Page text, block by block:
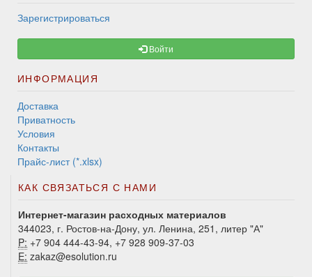
Зарегистрироваться
Войти
ИНФОРМАЦИЯ
Доставка
Приватность
Условия
Контакты
Прайс-лист (*.xlsx)
КАК СВЯЗАТЬСЯ С НАМИ
Интернет-магазин расходных материалов
344023, г. Ростов-на-Дону, ул. Ленина, 251, литер "А"
P: +7 904 444-43-94, +7 928 909-37-03
E: zakaz@esolution.ru